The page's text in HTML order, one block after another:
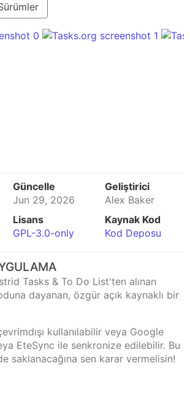
Güncelle
Jun 29, 2026
Geliştirici
Alex Baker
Lisans
GPL-3.0-only
Kaynak Kod
Kod Deposu
Tasks & To Do List'ten alınan
dayanan, özgür açık kaynaklı bir
kullanılabilir veya Google
EteSync ile senkronize edilebilir. Bu
saklanacağına sen karar vermelisin!